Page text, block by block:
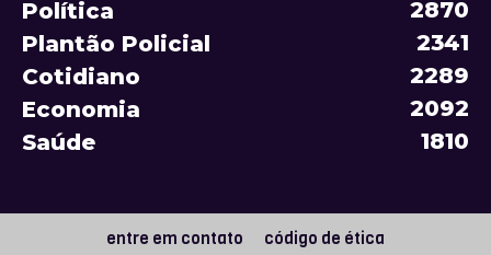
Política
2870
Plantão Policial
2341
Cotidiano
2289
Economia
2092
Saúde
1810
entre em contato código de ética